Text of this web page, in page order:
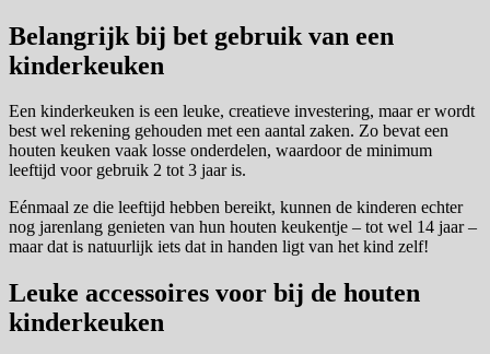
Belangrijk bij bet gebruik van een
kinderkeuken
Een kinderkeuken is een leuke, creatieve investering, maar er wordt
best wel rekening gehouden met een aantal zaken. Zo bevat een
houten keuken vaak losse onderdelen, waardoor de minimum
leeftijd voor gebruik 2 tot 3 jaar is.
Eénmaal ze die leeftijd hebben bereikt, kunnen de kinderen echter
nog jarenlang genieten van hun houten keukentje – tot wel 14 jaar –
maar dat is natuurlijk iets dat in handen ligt van het kind zelf!
Leuke accessoires voor bij de houten
kinderkeuken